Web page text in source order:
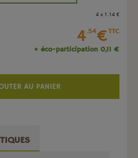
4 x 1 .14€
4.54€TTC
+ éco-participation 0,11 €
AU PANIER